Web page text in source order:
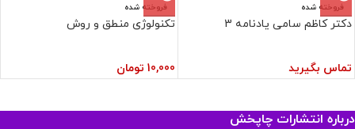
فروخته شده
دکتر کاظم سامی یادنامه 3
تماس بگیرید
فروخته شده
تکنولوژی منطق و روش
10,000 تومان
درباره انتشارات چاپخش